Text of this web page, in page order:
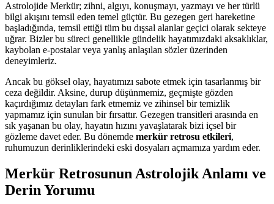
Astrolojide Merkür; zihni, algıyı, konuşmayı, yazmayı ve her türlü
bilgi akışını temsil eden temel güçtür. Bu gezegen geri hareketine
başladığında, temsil ettiği tüm bu dışsal alanlar geçici olarak sekteye
uğrar. Bizler bu süreci genellikle gündelik hayatımızdaki aksaklıklar,
kaybolan e-postalar veya yanlış anlaşılan sözler üzerinden
deneyimleriz.
Ancak bu göksel olay, hayatımızı sabote etmek için tasarlanmış bir
ceza değildir. Aksine, durup düşünmemiz, geçmişte gözden
kaçırdığımız detayları fark etmemiz ve zihinsel bir temizlik
yapmamız için sunulan bir fırsattır. Gezegen transitleri arasında en
sık yaşanan bu olay, hayatın hızını yavaşlatarak bizi içsel bir
gözleme davet eder. Bu dönemde merkür retrosu etkileri,
ruhumuzun derinliklerindeki eski dosyaları açmamıza yardım eder.
Merkür Retrosunun Astrolojik Anlamı ve
Derin Yorumu